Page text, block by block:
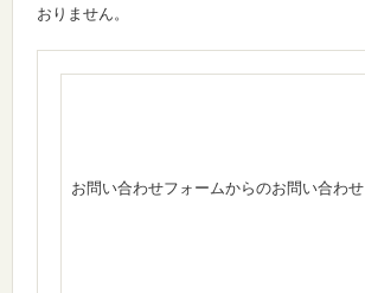
おりません。
お問い合わせフォームからのお問い合わせ